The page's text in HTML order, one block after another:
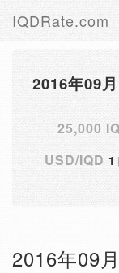
IQDRate.com
2016年09
25,000
USD/IQD 1
2016年09